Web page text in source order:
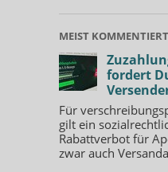
MEIST KOMMENTIERT
fordert
Für
gilt ein
Rabattverbot für
zwar auch